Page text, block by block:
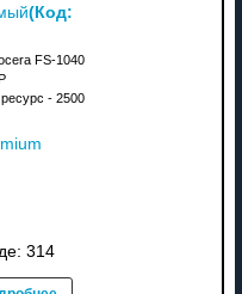
(Код:
FS-1040
- 2500
314